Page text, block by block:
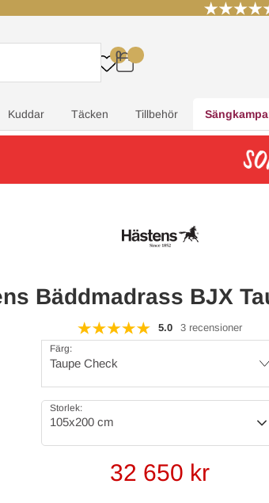
0
..
Kuddar Täcken Tillbehör
Bäddmadrass BJX
5.0 3 recensioner
Färg:
Taupe Check
Storlek:
105x200 cm
32 650 kr